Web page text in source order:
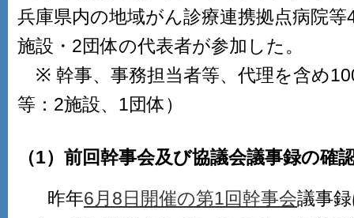
兵庫県内の地域がん診療連携拠点病院
施設・2団体の代表者が参加した。
※ 幹事、事務担当者等、代理を含め
等：2施設、1団体）
（1）前回幹事会及び協議会議事録の確
昨年6月8日開催の第1回幹事会議事